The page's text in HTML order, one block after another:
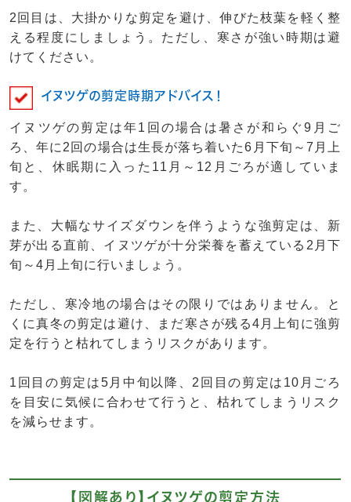
2回目は、大掛かりな剪定を避け、伸びた枝葉を軽く整
える程度にしましょう。ただし、寒さが強い時期は避
けてください。
イヌツゲの剪定時期アドバイス！
イヌツゲの剪定は年1回の場合は暑さが和らぐ9月ご
ろ、年に2回の場合は生長が落ち着いた6月下旬～7月上
旬と、休眠期に入った11月～12月ごろが適していま
す。
また、大幅なサイズダウンを伴うような強剪定は、新
芽が出る直前、イヌツゲが十分栄養を蓄えている2月下
旬～4月上旬に行いましょう。
ただし、寒冷地の場合はその限りではありません。と
くに真冬の剪定は避け、まだ寒さが残る4月上旬に強剪
定を行うと枯れてしまうリスクがあります。
1回目の剪定は5月中旬以降、2回目の剪定は10月ごろ
を目安に気候に合わせて行うと、枯れてしまうリスク
を減らせます。
【図解あり】イヌツゲの剪定方法